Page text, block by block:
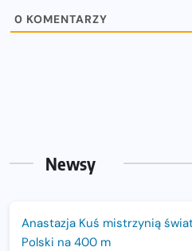
0 KOMENTARZY
Newsy
Anastazja Kuś mistrzynią
Polski na 400 m